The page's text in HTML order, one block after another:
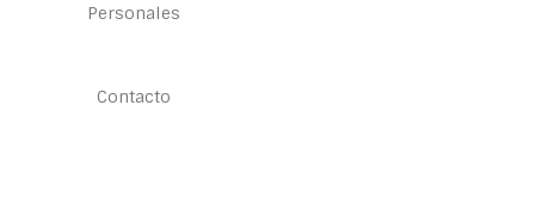
Personales
Contacto